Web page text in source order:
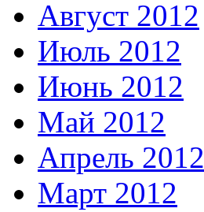
Август 2012
Июль 2012
Июнь 2012
Май 2012
Апрель 2012
Март 2012